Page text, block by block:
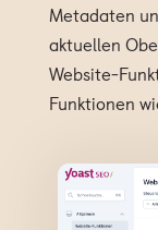
Metadaten
aktuellen
Website-
Funktionen